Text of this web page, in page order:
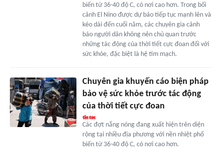
biến từ 36-40 độ C, có nơi cao hơn. Trong bối
cảnh El Nino được dự báo tiếp tục mạnh lên và
kéo dài đến cuối năm, các chuyên gia cảnh
báo người dân không nên chủ quan trước
những tác động của thời tiết cực đoan đối với
sức khỏe, đặc biệt là hệ tim mạch.
Chuyên gia khuyến cáo biện pháp
bảo vệ sức khỏe trước tác động
của thời tiết cực đoan
Các đợt nắng nóng đang xuất hiện trên diện
rộng tại nhiều địa phương với nền nhiệt phổ
biến từ 36-40 độ C, có nơi cao hơn.